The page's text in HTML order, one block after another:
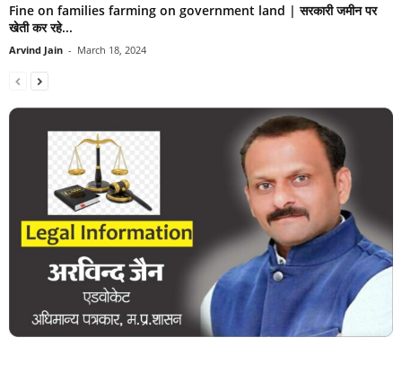
Fine on families farming on government land | सरकारी जमीन पर
खेती कर रहे...
Arvind Jain - March 18, 2024